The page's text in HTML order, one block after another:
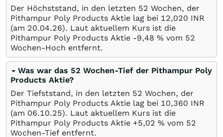
Der Höchststand, in den letzten 52 Wochen, der
Pithampur Poly Products Aktie lag bei 12,020 INR
(am 20.04.26). Laut aktuellem Kurs ist die
Pithampur Poly Products Aktie -9,48 % vom 52
Wochen-Hoch entfernt.
Was war das 52 Wochen-Tief der Pithampur Poly
Products Aktie?
Der Tiefststand, in den letzten 52 Wochen, der
Pithampur Poly Products Aktie lag bei 10,360 INR
(am 06.10.25). Laut aktuellem Kurs ist die
Pithampur Poly Products Aktie +5,02 % vom 52
Wochen-Tief entfernt.